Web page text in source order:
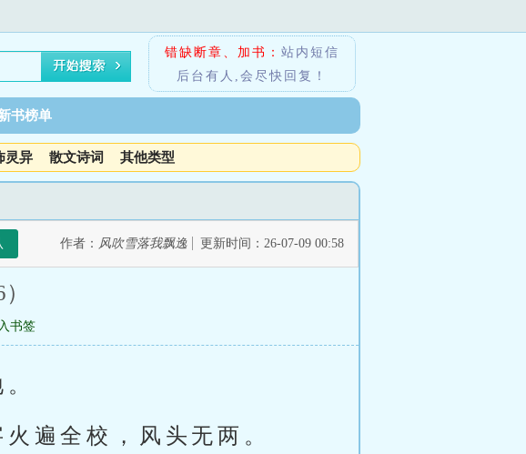
错缺断章、加书： 站内短信
后台有人,会尽快回复！
书榜单
灵异 散文诗词 其他类型
作者： 风吹雪落我飘逸 更新时间：26-07-09 00:58
书签
遍全校，风头无两。